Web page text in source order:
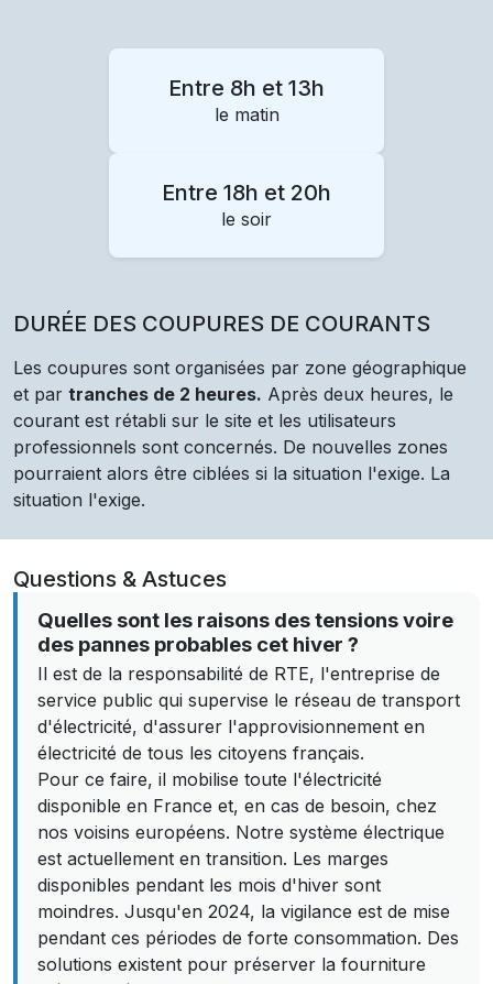
Entre 8h et 13h
le matin
Entre 18h et 20h
le soir
DURÉE DES COUPURES DE COURANTS
Les coupures sont organisées par zone géographique
et par tranches de 2 heures. Après deux heures, le
courant est rétabli sur le site et les utilisateurs
professionnels sont concernés. De nouvelles zones
pourraient alors être ciblées si la situation l'exige. La
situation l'exige.
Questions & Astuces
Quelles sont les raisons des tensions voire
des pannes probables cet hiver ?
Il est de la responsabilité de RTE, l'entreprise de
service public qui supervise le réseau de transport
d'électricité, d'assurer l'approvisionnement en
électricité de tous les citoyens français.
Pour ce faire, il mobilise toute l'électricité
disponible en France et, en cas de besoin, chez
nos voisins européens. Notre système électrique
est actuellement en transition. Les marges
disponibles pendant les mois d'hiver sont
moindres. Jusqu'en 2024, la vigilance est de mise
pendant ces périodes de forte consommation. Des
solutions existent pour préserver la fourniture